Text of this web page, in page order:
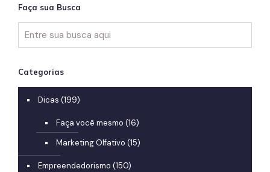
Faça sua Busca
Categorias
Dicas (199)
Faça você mesmo (16)
Marketing Olfativo (15)
Empreendedorismo (150)